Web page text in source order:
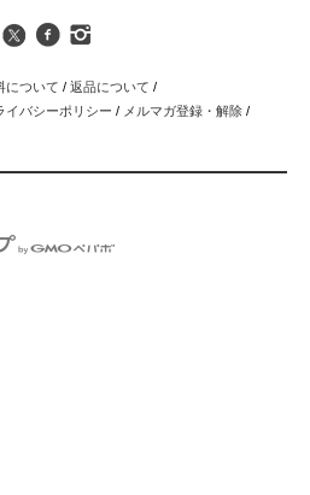
について / 返品について /
イバシーポリシー / メルマガ登録・解除 /